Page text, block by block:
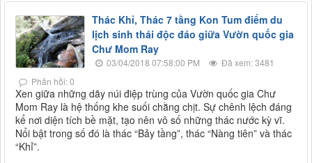
Thác Khỉ, Thác 7 tầng Kon Tum điểm du
lịch sinh thái độc đáo giữa Vườn quốc gia
Chư Mom Ray
03/04/2018 07:58:00 PM
Đã xem: 3481
Phản hồi: 0
​Xen giữa những dãy núi điệp trùng của Vườn quốc gia Chư
Mom Ray là hệ thống khe suối chằng chịt. Sự chênh lệch đáng
kể nơi diện tích bề mặt, tạo nên vô số những thác nước kỳ vĩ.
Nổi bật trong số đó là thác “Bảy tầng”, thác “Nàng tiên” và thác
“Khỉ”.